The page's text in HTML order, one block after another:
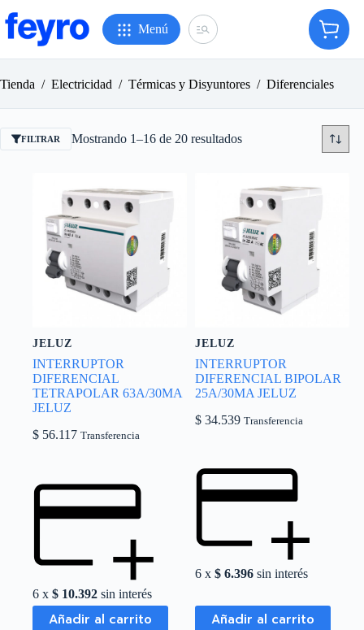
al
contenido
Menú
Carro
de
Tienda / Electricidad / Térmicas y Disyuntores / Diferenciales
FILTRAR Mostrando 1–16 de 20 resultadosOrdenado
JELUZ
INTERRUPTOR
DIFERENCIAL
TETRAPOLAR 63A/30MA
JELUZ
$ 56.117 Transferencia
6 x $ 10.392 sin interés
Añadir al carrito
JELUZ
INTERRUPTOR
DIFERENCIAL BIPOLAR
25A/30MA JELUZ
$ 34.539 Transferencia
6 x$ 6.396 sin interés
Añadir al carrito